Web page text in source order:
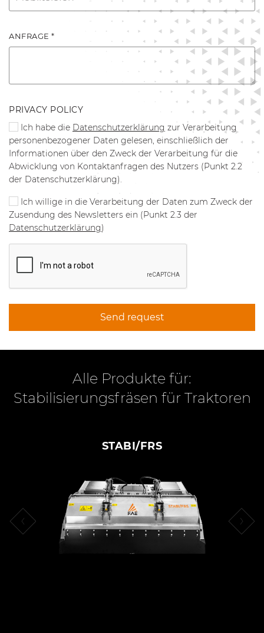
ANFRAGE *
PRIVACY POLICY
Ich habe die Datenschutzerklärung zur Verarbeitung
personenbezogener Daten gelesen, einschließlich der
Informationen über den Zweck der Verarbeitung für die
Abwicklung von Kontaktanfragen des Nutzers (Punkt 2.2
der Datenschutzerklärung).
Ich willige in die Verarbeitung der Daten zum Zweck der
Zusendung des Newsletters ein (Punkt 2.3 der
Datenschutzerklärung)
Send request
Alle Produkte für:
Stabilisierungsfräsen für Traktoren
STABI/FRS